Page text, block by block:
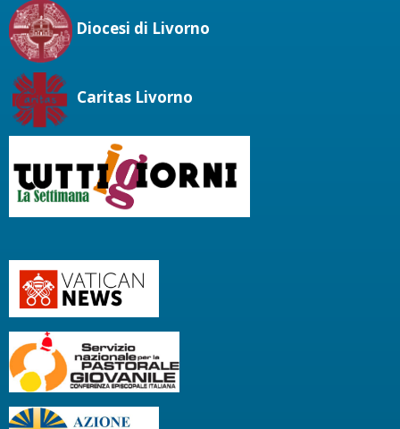
Diocesi di Livorno
Caritas Livorno